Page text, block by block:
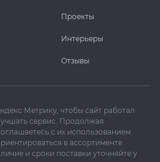
Проекты
Интерьеры
Отзывы
Метрику, чтобы сайт работал
сервис. Продолжая
с их использованием.
в ассортименте.
и сроки поставки уточняйте у